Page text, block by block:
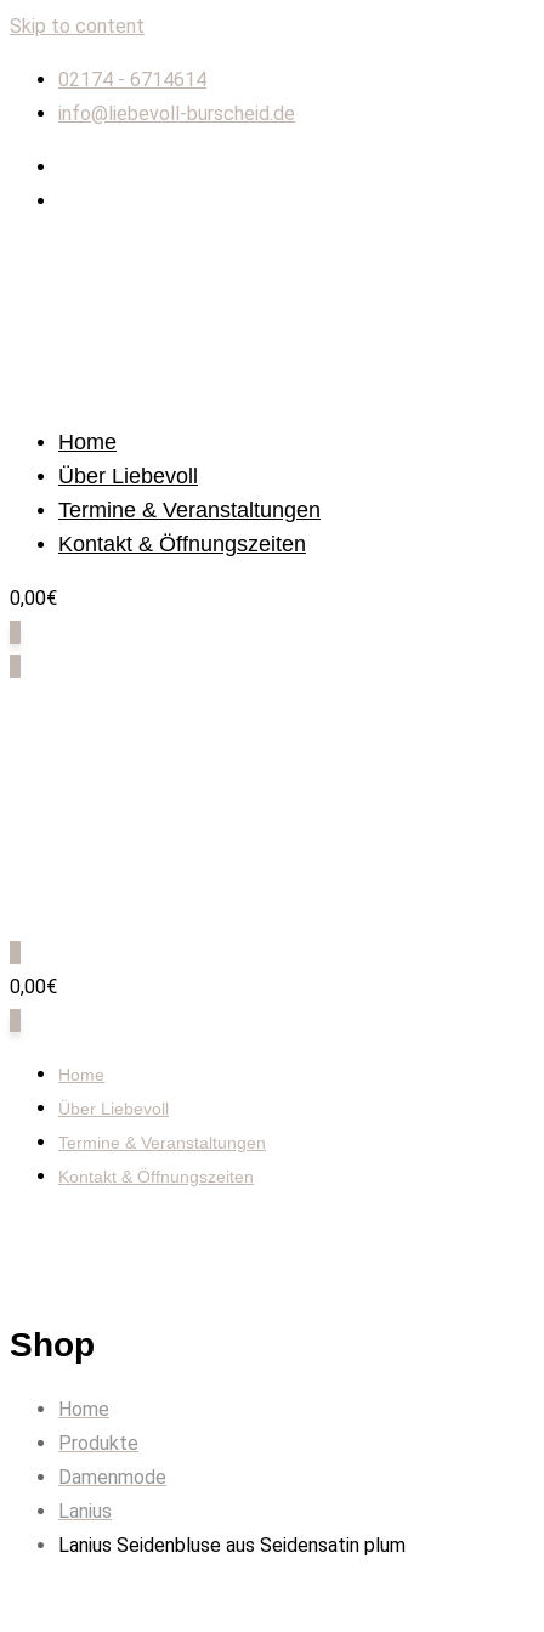
Skip to content
02174 - 6714614
info@liebevoll-burscheid.de
Home
Über Liebevoll
Termine & Veranstaltungen
Kontakt & Öffnungszeiten
0,00€
0,00€
Home
Über Liebevoll
Termine & Veranstaltungen
Kontakt & Öffnungszeiten
Shop
Home
Produkte
Damenmode
Lanius
Lanius Seidenbluse aus Seidensatin plum